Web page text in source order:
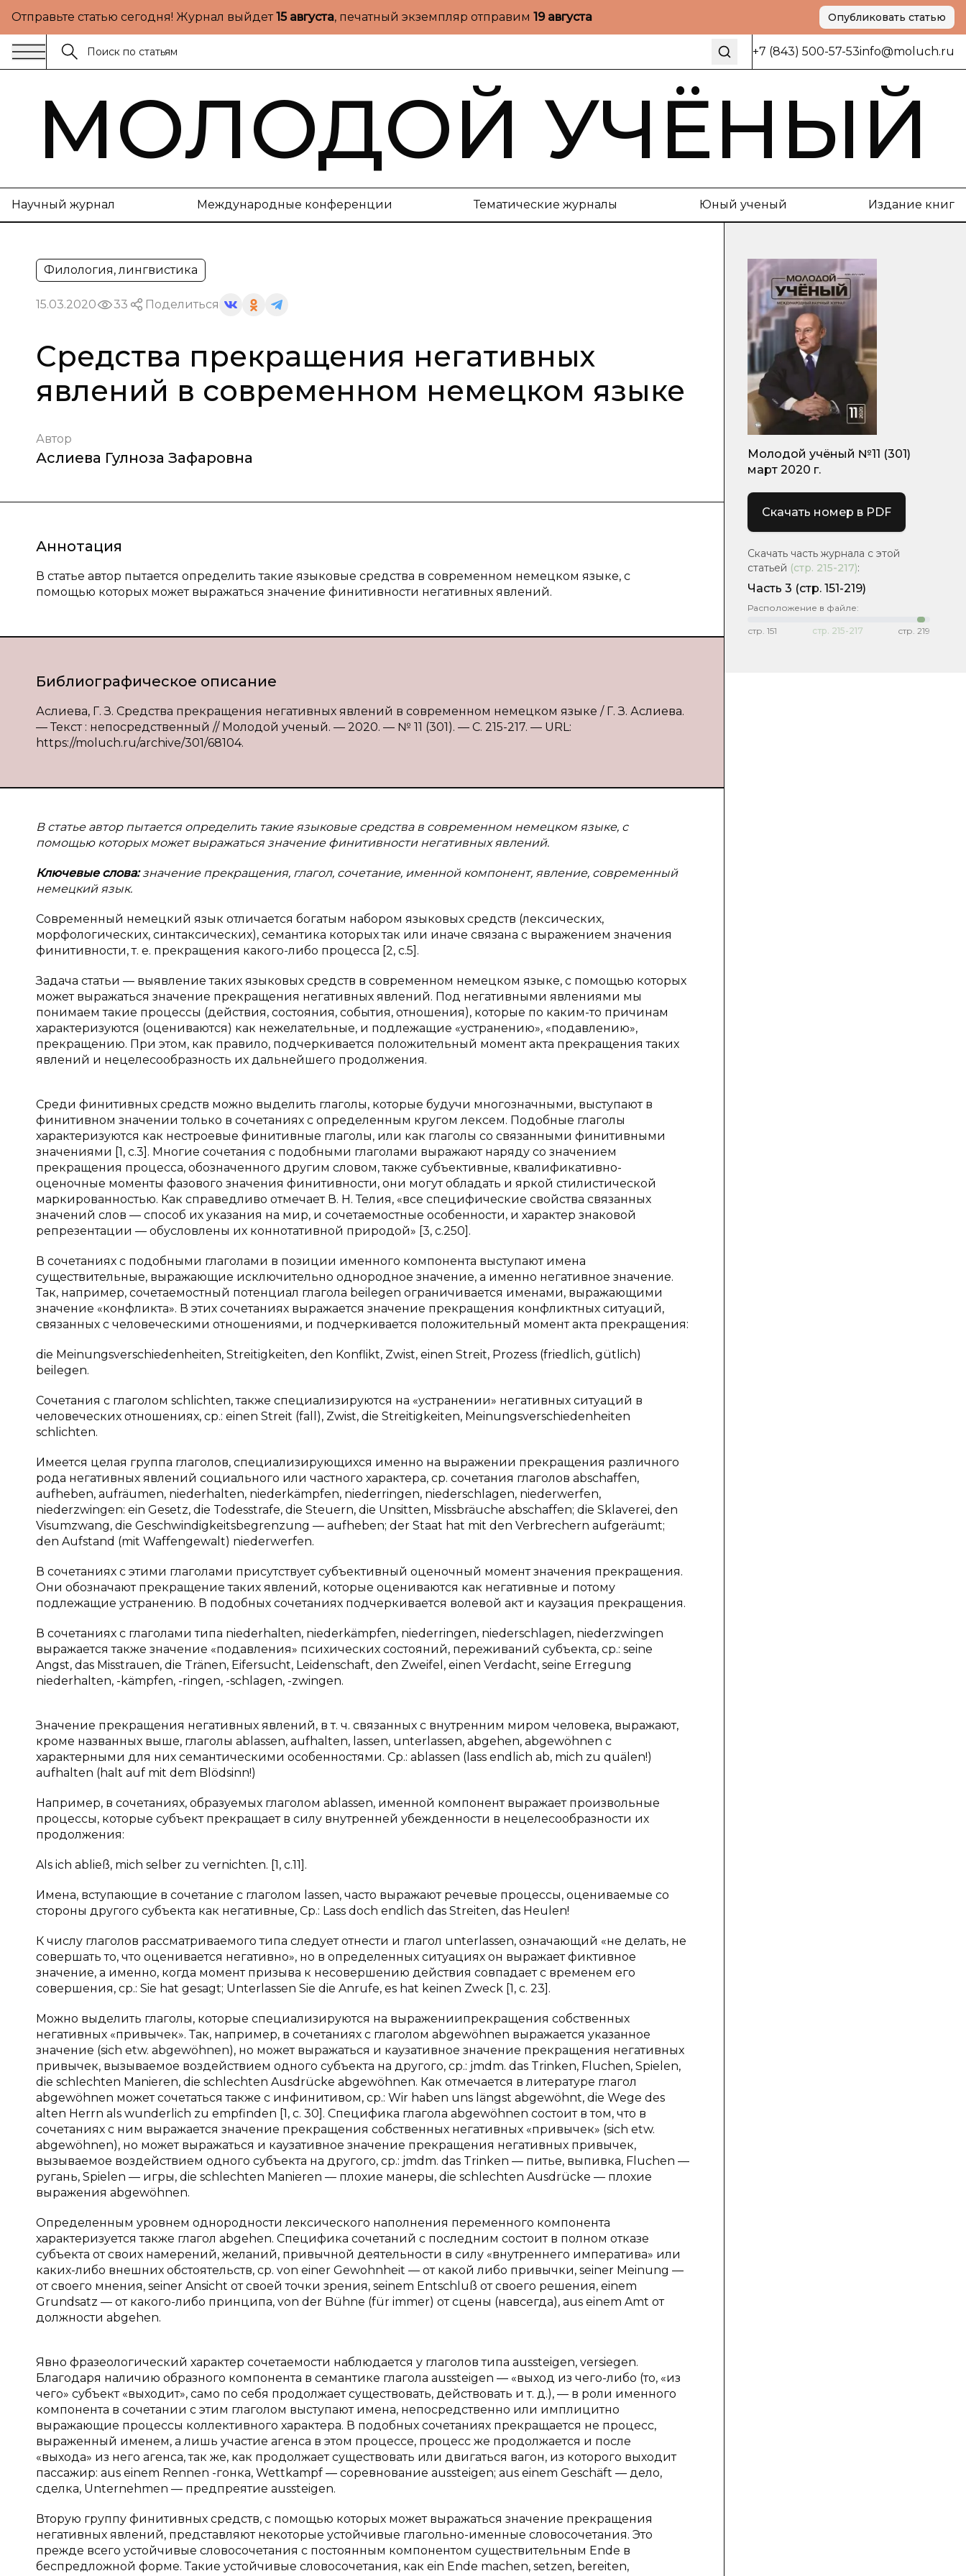
Отправьте статью сегодня! Журнал выйдет15 августа, печатный экземпляр отправим 19 августа Опубликовать статью
+7 (843) 500-57-53info@moluch.ru
МОЛОДОЙ УЧЁНЫЙ
Научный журнал Международные конференции Тематические журналы Юный ученый Издание книг
Филология, лингвистика
15.03.2020 33 Поделиться
Средства прекращения негативных
явлений в современном немецком языке
Автор
Аслиева Гулноза Зафаровна
Аннотация
В статье автор пытается определить такие языковые средства в современном немецком языке, с
помощью которых может выражаться значение финитивности негативных явлений.
Библиографическое описание
Аслиева, Г. З. Средства прекращения негативных явлений в современном немецком языке / Г. З. Аслиева.
— Текст : непосредственный // Молодой ученый. — 2020. — № 11 (301). — С. 215-217. — URL:
https://moluch.ru/archive/301/68104.
В статье автор пытается определить такие языковые средства в современном немецком языке, с
помощью которых может выражаться значение финитивности негативных явлений.
Ключевые слова:значение прекращения, глагол, сочетание, именной компонент, явление, современный
немецкий язык.
Современный немецкий язык отличается богатым набором языковых средств (лексических,
морфологических, синтаксических), семантика которых так или иначе связана с выражением значения
финитивности, т. е. прекращения какого-либо процесса [2, с.5].
Задача статьи — выявление таких языковых средств в современном немецком языке, с помощью которых
может выражаться значение прекращения негативных явлений. Под негативными явлениями мы
понимаем такие процессы (действия, состояния, события, отношения), которые по каким-то причинам
характеризуются (оцениваются) как нежелательные, и подлежащие «устранению», «подавлению»,
прекращению. При этом, как правило, подчеркивается положительный момент акта прекращения таких
явлений и нецелесообразность их дальнейшего продолжения.
Среди финитивных средств можно выделить глаголы, которые будучи многозначными, выступают в
финитивном значении только в сочетаниях с определенным кругом лексем. Подобные глаголы
характеризуются как нестроевые финитивные глаголы, или как глаголы со связанными финитивными
значениями [1, с.3]. Многие сочетания с подобными глаголами выражают наряду со значением
прекращения процесса, обозначенного другим словом, также субъективные, квалификативно-
оценочные моменты фазового значения финитивности, они могут обладать и яркой стилистической
маркированностью. Как справедливо отмечает В. Н. Телия, «все специфические свойства связанных
значений слов — способ их указания на мир, и сочетаемостные особенности, и характер знаковой
репрезентации — обусловлены их коннотативной природой» [3, с.250].
В сочетаниях с подобными глаголами в позиции именного компонента выступают имена
существительные, выражающие исключительно однородное значение, а именно негативное значение.
Так, например, сочетаемостный потенциал глагола beilegen ограничивается именами, выражающими
значение «конфликта». В этих сочетаниях выражается значение прекращения конфликтных ситуаций,
связанных с человеческими отношениями, и подчеркивается положительный момент акта прекращения:
die Meinungsverschiedenheiten, Streitigkeiten, den Konflikt, Zwist, einen Streit, Prozess (friedlich, gütlich)
beilegen.
Сочетания с глаголом schlichten, также специализируются на «устранении» негативных ситуаций в
человеческих отношениях, ср.: einen Streit (fall), Zwist, die Streitigkeiten, Meinungsverschiedenheiten
schlichten.
Имеется целая группа глаголов, специализирующихся именно на выражении прекращения различного
рода негативных явлений социального или частного характера, ср. сочетания глаголов abschaffen,
aufheben, aufräumen, niederhalten, niederkämpfen, niederringen, niederschlagen, niederwerfen,
niederzwingen: ein Gesetz, die Todesstrafe, die Steuern, die Unsitten, Missbräuche abschaffen; die Sklaverei, den
Visumzwang, die Geschwindigkeitsbegrenzung — aufheben; der Staat hat mit den Verbrechern aufgeräumt;
den Aufstand (mit Waffengewalt) niederwerfen.
В сочетаниях с этими глаголами присутствует субъективный оценочный момент значения прекращения.
Они обозначают прекращение таких явлений, которые оцениваются как негативные и потому
подлежащие устранению. В подобных сочетаниях подчеркивается волевой акт и каузация прекращения.
В сочетаниях с глаголами типа niederhalten, niederkämpfen, niederringen, niederschlagen, niederzwingen
выражается также значение «подавления» психических состояний, переживаний субъекта, ср.: seine
Angst, das Misstrauen, die Tränen, Eifersucht, Leidenschaft, den Zweifel, einen Verdacht, seine Erregung
niederhalten, -kämpfen, -ringen, -schlagen, -zwingen.
Значение прекращения негативных явлений, в т. ч. связанных с внутренним миром человека, выражают,
кроме названных выше, глаголы ablassen, aufhalten, lassen, unterlassen, abgehen, abgewöhnen с
характерными для них семантическими особенностями. Ср.: ablassen (lass endlich ab, mich zu quälen!)
aufhalten (halt auf mit dem Blödsinn!)
Например, в сочетаниях, образуемых глаголом ablassen, именной компонент выражает произвольные
процессы, которые субъект прекращает в силу внутренней убежденности в нецелесообразности их
продолжения:
Als ich abließ, mich selber zu vernichten. [1, с.11].
Имена, вступающие в сочетание с глаголом lassen, часто выражают речевые процессы, оцениваемые со
стороны другого субъекта как негативные, Ср.: Lass doch endlich das Streiten, das Heulen!
К числу глаголов рассматриваемого типа следует отнести и глагол unterlassen, означающий «не делать, не
совершать то, что оценивается негативно», но в определенных ситуациях он выражает фиктивное
значение, а именно, когда момент призыва к несовершению действия совпадает с временем его
совершения, ср.: Sie hat gesagt; Unterlassen Sie die Anrufe, es hat keinen Zweck [1, с. 23].
Можно выделить глаголы, которые специализируются на выражениипрекращения собственных
негативных «привычек». Так, например, в сочетаниях с глаголом abgewöhnen выражается указанное
значение (sich etw. abgewöhnen), но может выражаться и каузативное значение прекращения негативных
привычек, вызываемое воздействием одного субъекта на другого, ср.: jmdm. das Trinken, Fluchen, Spielen,
die schlechten Manieren, die schlechten Ausdrücke abgewöhnen. Как отмечается в литературе глагол
abgewöhnen может сочетаться также с инфинитивом, ср.: Wir haben uns längst abgewöhnt, die Wege des
alten Herrn als wunderlich zu empfinden [1, с. 30]. Специфика глагола abgewöhnen состоит в том, что в
сочетаниях с ним выражается значение прекращения собственных негативных «привычек» (sich etw.
abgewöhnen), но может выражаться и каузативное значение прекращения негативных привычек,
вызываемое воздействием одного субъекта на другого, ср.: jmdm. das Trinken — питье, выпивка, Fluchen —
ругань, Spielen — игры, die schlechten Manieren — плохие манеры, die schlechten Ausdrücke — плохие
выражения abgewöhnen.
Определенным уровнем однородности лексического наполнения переменного компонента
характеризуется также глагол abgehen. Специфика сочетаний с последним состоит в полном отказе
субъекта от своих намерений, желаний, привычной деятельности в силу «внутреннего императива» или
каких-либо внешних обстоятельств, cp. von einer Gewohnheit — от какой либо привычки, seiner Meinung —
от своего мнения, seiner Ansicht от своей точки зрения, seinem Entschluß от своего решения, einem
Grundsatz — от какого-либо принципа, von der Bühne (für immer) от сцены (навсегда), aus einem Amt от
должности abgehen.
Явно фразеологический характер сочетаемости наблюдается у глаголов типа aussteigen, versiegen.
Благодаря наличию образного компонента в семантике глагола aussteigen — «выход из чего-либо (то, «из
чего» субъект «выходит», само по себя продолжает существовать, действовать и т. д.), — в роли именного
компонента в сочетании с этим глаголом выступают имена, непосредственно или имплицитно
выражающие процессы коллективного характера. В подобных сочетаниях прекращается не процесс,
выраженный именем, а лишь участие агенса в этом процессе, процесс же продолжается и после
«выхода» из него агенса, так же, как продолжает существовать или двигаться вагон, из которого выходит
пассажир: aus einem Rennen -гонка, Wettkampf — соревнование aussteigen; aus einem Geschäft — дело,
сделка, Unternehmen — предпреятие aussteigen.
Вторую группу финитивных средств, с помощью которых может выражаться значение прекращения
негативных явлений, представляют некоторые устойчивые глагольно-именные словосочетания. Это
прежде всего устойчивые словосочетания с постоянным компонентом существительным Ende в
беспредложной форме. Такие устойчивые словосочетания, как ein Ende machen, setzen, bereiten,
Молодой учёный №11 (301)
март 2020 г.
Скачать номер в PDF
Скачать часть журнала с этой
статьей (стр. 215-217):
Часть 3 (стр. 151-219)
Расположение в файле:
стр. 151 стр. 215-217 стр. 219